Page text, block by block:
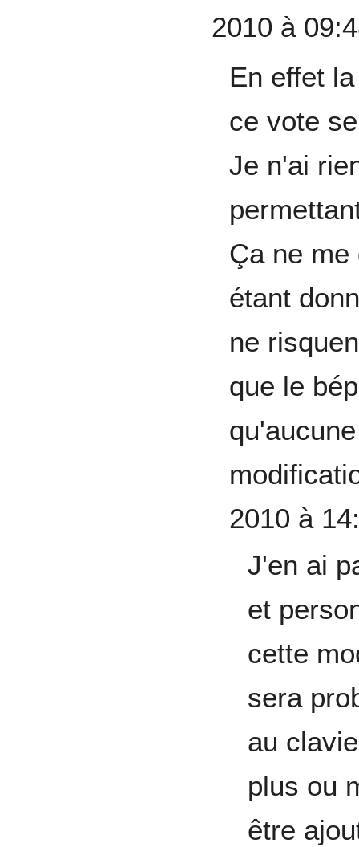
2010 à
En effet
ce vote
Je n'ai
Ça ne me
étant
ne
que le
2010 à
J'en ai
et
cette
sera
au
plus ou
être